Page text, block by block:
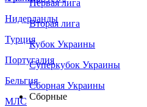
Нидерланды
Турция
Португалия
Бельгия
МЛС
Первая лига
Вторая лига
Кубок Украины
Суперкубок Украины
Сборная Украины
Сборные